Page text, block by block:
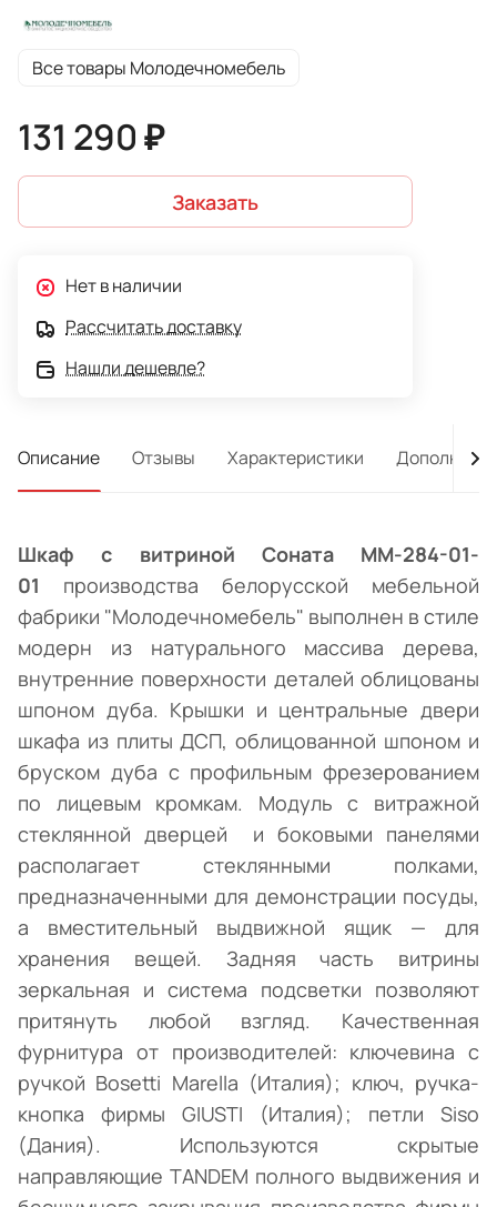
Все товары Молодечномебель
131 290 ₽
Заказать
Нет в наличии
Рассчитать доставку
Нашли дешевле?
Описание Отзывы Характеристики
Шкаф с витриной Соната ММ-284-01-
01 производства белорусской мебельной
фабрики "Молодечномебель" выполнен в стиле
модерн из натурального массива дерева,
внутренние поверхности деталей облицованы
шпоном дуба. Крышки и центральные двери
шкафа из плиты ДСП, облицованной шпоном и
бруском дуба с профильным фрезерованием
по лицевым кромкам. Модуль с витражной
стеклянной дверцей и боковыми панелями
располагает стеклянными полками,
предназначенными для демонстрации посуды,
а вместительный выдвижной ящик — для
хранения вещей. Задняя часть витрины
зеркальная и система подсветки позволяют
притянуть любой взгляд. Качественная
фурнитура от производителей: ключевина с
ручкой Bosetti Marella (Италия); ключ, ручка-
кнопка фирмы GIUSTI (Италия); петли Siso
(Дания). Используются скрытые
направляющие TANDEM полного выдвижения и